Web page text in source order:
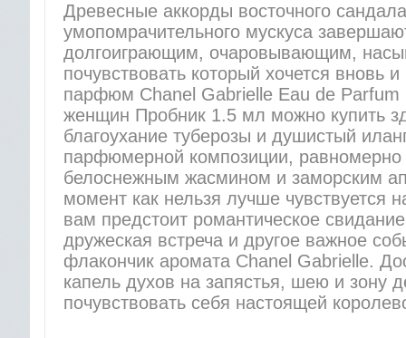
Древесные аккорды восточного
умопомрачительного мускуса
долгоиграющим, очаровывающим,
почувствовать который хочется вновь
парфюм Chanel Gabrielle Eau de
женщин Пробник 1.5 мл можно купить
благоухание туберозы и душистый
парфюмерной композиции, равномерно
белоснежным жасмином и заморским
момент как нельзя лучше чувствуется
вам предстоит романтическое
дружеская встреча и другое важное
флакончик аромата Chanel Gabrielle.
капель духов на запястья, шею и зону
почувствовать себя настоящей